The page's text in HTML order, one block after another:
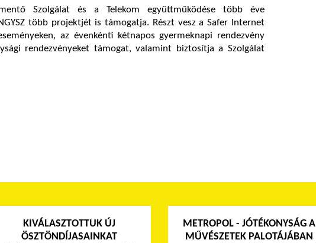
Szolgálat és a Telekom együttműködése több éve
több projektjét is támogatja. Részt vesz a Safer Internet
az évenkénti kétnapos gyermeknapi rendezvény
rendezvényeket támogat, valamint biztosítja a Szolgálat
KIVÁLASZTOTTUK ÚJ
ÖSZTÖNDÍJASAINKAT
METROPOL - JÓTÉKONYSÁG A
MŰVÉSZETEK PALOTÁJÁBAN